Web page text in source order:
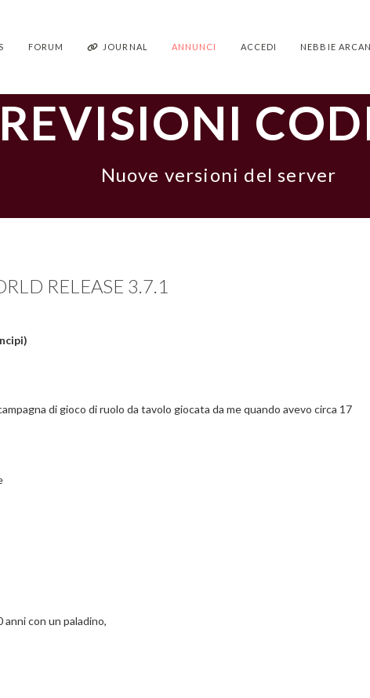
FORUM JOURNAL ANNUNCI ACCEDI NEBBIE
REVISIONI
Nuove versioni del server
RELEASE 3.7.1
di gioco di ruolo da tavolo giocata da me quando avevo circa 17
con un paladino,